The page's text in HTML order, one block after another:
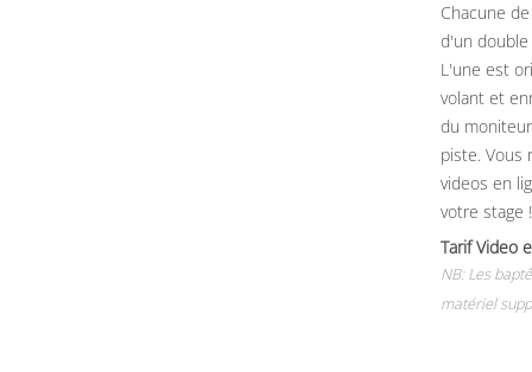
Chacune
d'un
L'une est
volant et
du
piste. Vous
videos en
votre stage !
Tarif Video
NB: Les
matériel